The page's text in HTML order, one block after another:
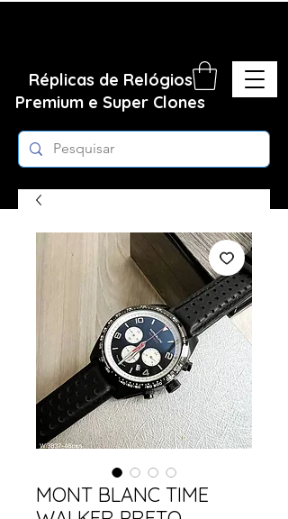
Réplicas de Relógios
Premium e Super Clones
MONT BLANC TIME